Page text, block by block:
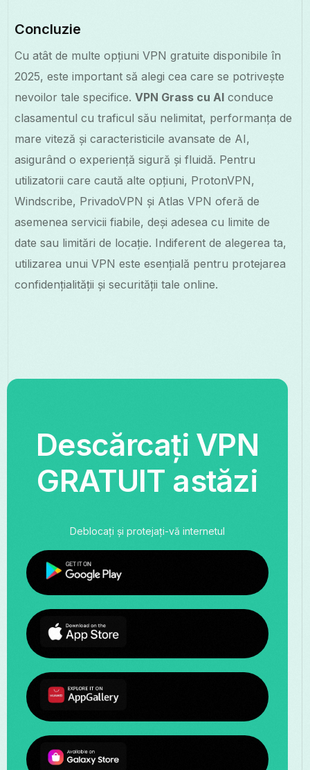
Concluzie
Cu atât de multe opțiuni VPN gratuite disponibile în
2025, este important să alegi cea care se potrivește
nevoilor tale specifice.VPN Grass cu AI conduce
clasamentul cu traficul său nelimitat, performanța de
mare viteză și caracteristicile avansate de AI,
asigurând o experiență sigură și fluidă. Pentru
utilizatorii care caută alte opțiuni, ProtonVPN,
Windscribe, PrivadoVPN și Atlas VPN oferă de
asemenea servicii fiabile, deși adesea cu limite de
date sau limitări de locație. Indiferent de alegerea ta,
utilizarea unui VPN este esențială pentru protejarea
confidențialității și securității tale online.
Descărcați VPN
GRATUIT astăzi
Deblocați și protejați-vă internetul